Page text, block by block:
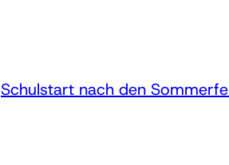
Schulstart nach den